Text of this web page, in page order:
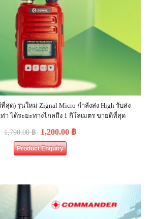
สุด) รุ่นใหม่ Zignal Micro กำลังส่ง High รับส่ง
ได้ระยะทางไกลถึง 1 กิโลเมตร ขายดีที่สุด
1,790.00฿ 1,200.00 ฿
Product Enquiry